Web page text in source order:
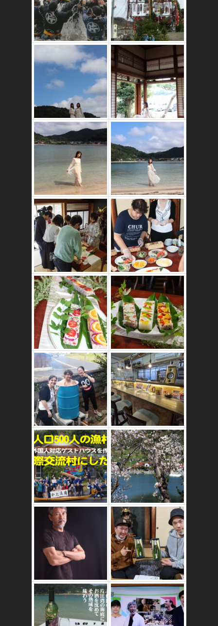
かたゑ庵ワークシ
ョップ、ベジスシ